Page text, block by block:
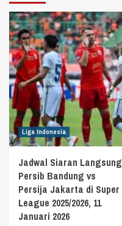
Liga Indonesia
Jadwal Siaran Langsung
Persib Bandung vs
Persija Jakarta di Super
League 2025/2026, 11
Januari 2026